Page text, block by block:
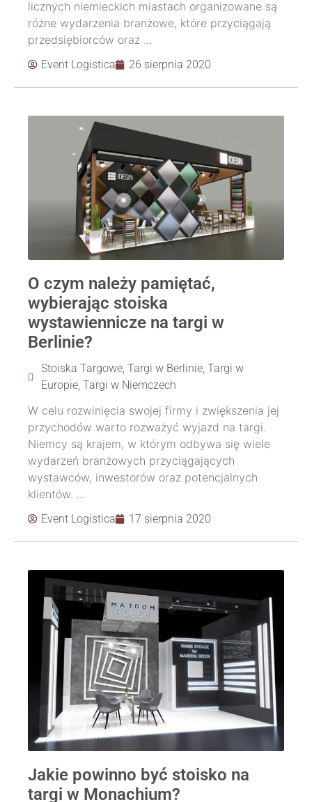
licznych niemieckich miastach organizowane są
różne wydarzenia branżowe, które przyciągają
przedsiębiorców oraz ...
Event Logistica 26 sierpnia 2020
O czym należy pamiętać,
wybierając stoiska
wystawiennicze na targi w
Berlinie?
Stoiska Targowe, Targi w Berlinie, Targi w
Europie, Targi w Niemczech
W celu rozwinięcia swojej firmy i zwiększenia jej
przychodów warto rozważyć wyjazd na targi.
Niemcy są krajem, w którym odbywa się wiele
wydarzeń branżowych przyciągających
wystawców, inwestorów oraz potencjalnych
klientów. ...
Event Logistica 17 sierpnia 2020
Jakie powinno być stoisko na
targi w Monachium?